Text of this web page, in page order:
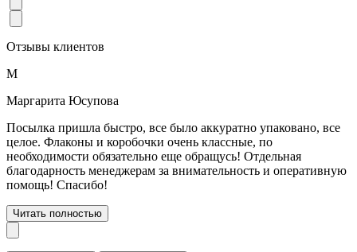
Отзывы клиентов
М
Маргарита Юсупова
Посылка пришла быстро, все было аккуратно упаковано, все
целое. Флаконы и коробочки очень классные, по
необходимости обязательно еще обращусь! Отдельная
благодарность менеджерам за внимательность и оперативную
помощь! Спасибо!
Читать полностью